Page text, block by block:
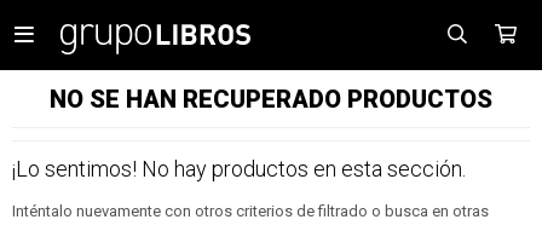

NO SE HAN RECUPERADO PRODUCTOS
¡Lo sentimos! No hay productos en esta sección.
Inténtalo nuevamente con otros criterios de filtrado o busca en otras